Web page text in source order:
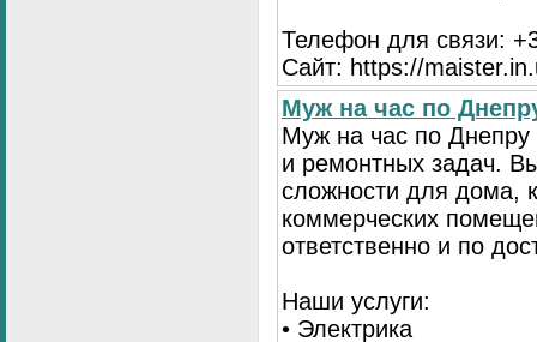
Телефон для связи:
Сайт: https://
Муж на час по
Муж на час по
и ремонтных задач.
сложности для дома,
коммерческих
ответственно и по
Наши услуги:
• Электрика